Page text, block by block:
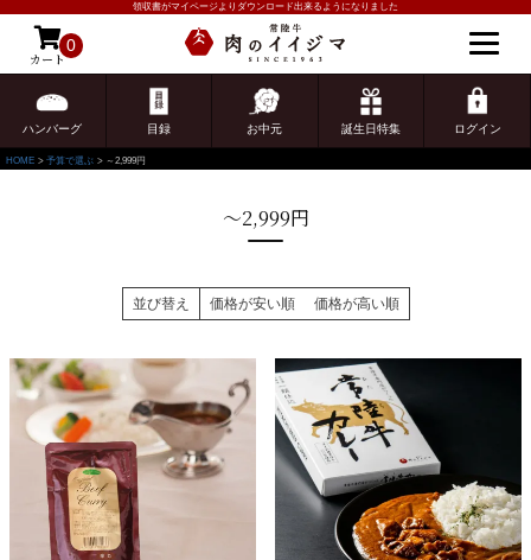
領収書がマイページよりダウンロード出来るようになりました
カート
0
ハンバーグ 目録 お中元 誕生日特集 ログイン
ゲスト 様こんにちは
ログイン
HOME 予算で選ぶ ～2,999円
～2,999円
並び替え 価格が安い順 価格が高い順